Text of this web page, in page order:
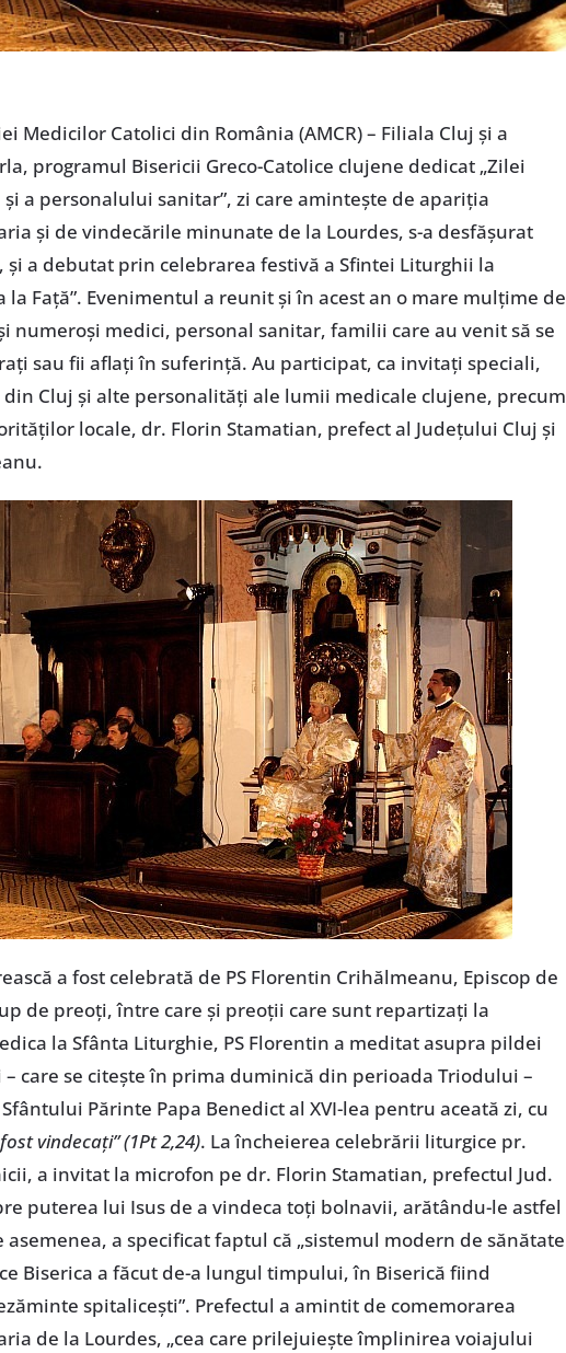
Medicilor Catolici din România (AMCR) – Filiala Cluj şi a
programul Bisericii Greco-Catolice clujene dedicat „Zilei
a personalului sanitar”, zi care aminteşte de apariţia
şi de vindecările minunate de la Lourdes, s-a desfăşurat
şi a debutat prin celebrarea festivă a Sfintei Liturghii la
la Faţă”. Evenimentul a reunit şi în acest an o mare mulţime de
numeroşi medici, personal sanitar, familii care au venit să se
sau fii aflaţi în suferinţă. Au participat, ca invitaţi speciali,
Cluj şi alte personalităţi ale lumii medicale clujene, precum
locale, dr. Florin Stamatian, prefect al Judeţului Cluj şi
a fost celebrată de PS Florentin Crihălmeanu, Episcop de
de preoţi, între care şi preoţii care sunt repartizaţi la
la Sfânta Liturghie, PS Florentin a meditat asupra pildei
care se citeşte în prima duminică din perioada Triodului –
Părinte Papa Benedict al XVI-lea pentru aceată zi, cu
vindecaţi” (1Pt 2,24). La încheierea celebrării liturgice pr.
a invitat la microfon pe dr. Florin Stamatian, prefectul Jud.
puterea lui Isus de a vindeca toţi bolnavii, arătându-le astfel
asemenea, a specificat faptul că „sistemul modern de sănătate
Biserica a făcut de-a lungul timpului, în Biserică fiind
spitaliceşti”. Prefectul a amintit de comemorarea
de la Lourdes, „cea care prilejuieşte împlinirea voiajului